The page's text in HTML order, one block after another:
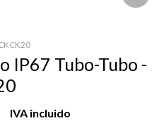
IP67 Tubo-Tubo -
IVA incluido